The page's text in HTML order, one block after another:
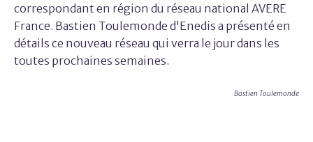
correspondant en région du réseau national AVERE
France. Bastien Toulemonde d'Enedis a présenté en
détails ce nouveau réseau qui verra le jour dans les
toutes prochaines semaines.
Bastien Toulemonde